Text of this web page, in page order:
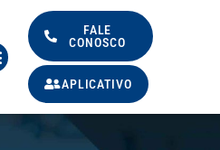
FALE
CONOSCO
APLICATIVO